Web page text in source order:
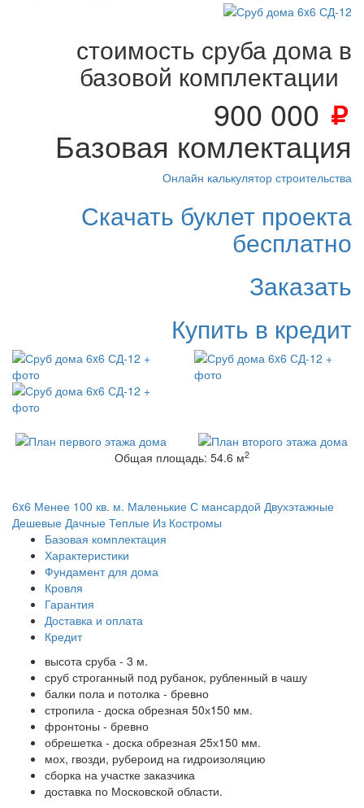
стоимость сруба дома в
базовой комплектации
900 000
Базовая комлектация
Онлайн калькулятор строительства
Скачать буклет проекта
бесплатно
Заказать
Купить в кредит
Общая площадь: 54.6 м2
6x6 Менее 100 кв. м. Маленькие С мансардой Двухэтажные
Дешевые Дачные Теплые Из Костромы
Базовая комплектация
Характеристики
Фундамент для дома
Кровля
Гарантия
Доставка и оплата
Кредит
высота сруба - 3 м.
сруб строганный под рубанок, рубленный в чашу
балки пола и потолка - бревно
стропила - доска обрезная 50х150 мм.
фронтоны - бревно
обрешетка - доска обрезная 25х150 мм.
мох, гвозди, рубероид на гидроизоляцию
сборка на участке заказчика
доставка по Московской области.